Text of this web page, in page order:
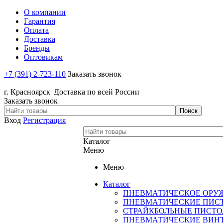
О компании
Гарантия
Оплата
Доставка
Бренды
Оптовикам
+7 (391) 2-723-110 Заказать звонок
г. Красноярск |Доставка по всей России
Заказать звонок
Вход Регистрация
Каталог
Меню
Меню
Каталог
ПНЕВМАТИЧЕСКОЕ
ПНЕВМАТИЧЕСКИЕ
СТРАЙКБОЛЬНЫЕ
ПНЕВМАТИЧЕСКИЕ